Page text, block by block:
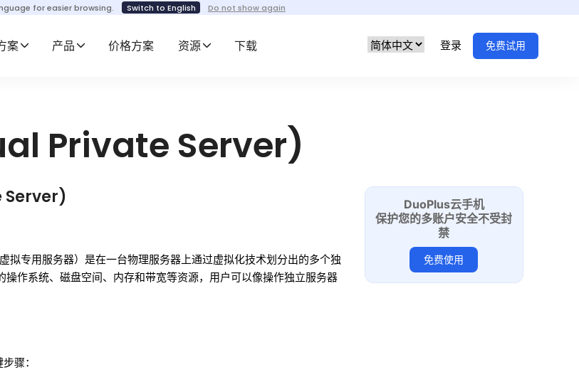
for easier browsing. Switch to English Do not show again
案 产品 价格方案 资源 下载 登录 免费试用
Private Server)
Server)
专用服务器）是在一台物理服务器上通过虚拟化技术划分出的多个独
操作系统、磁盘空间、内存和带宽等资源，用户可以像操作独立服务器
骤：
DuoPlus云手机
保护您的多账户安全不受封
禁
免费使用